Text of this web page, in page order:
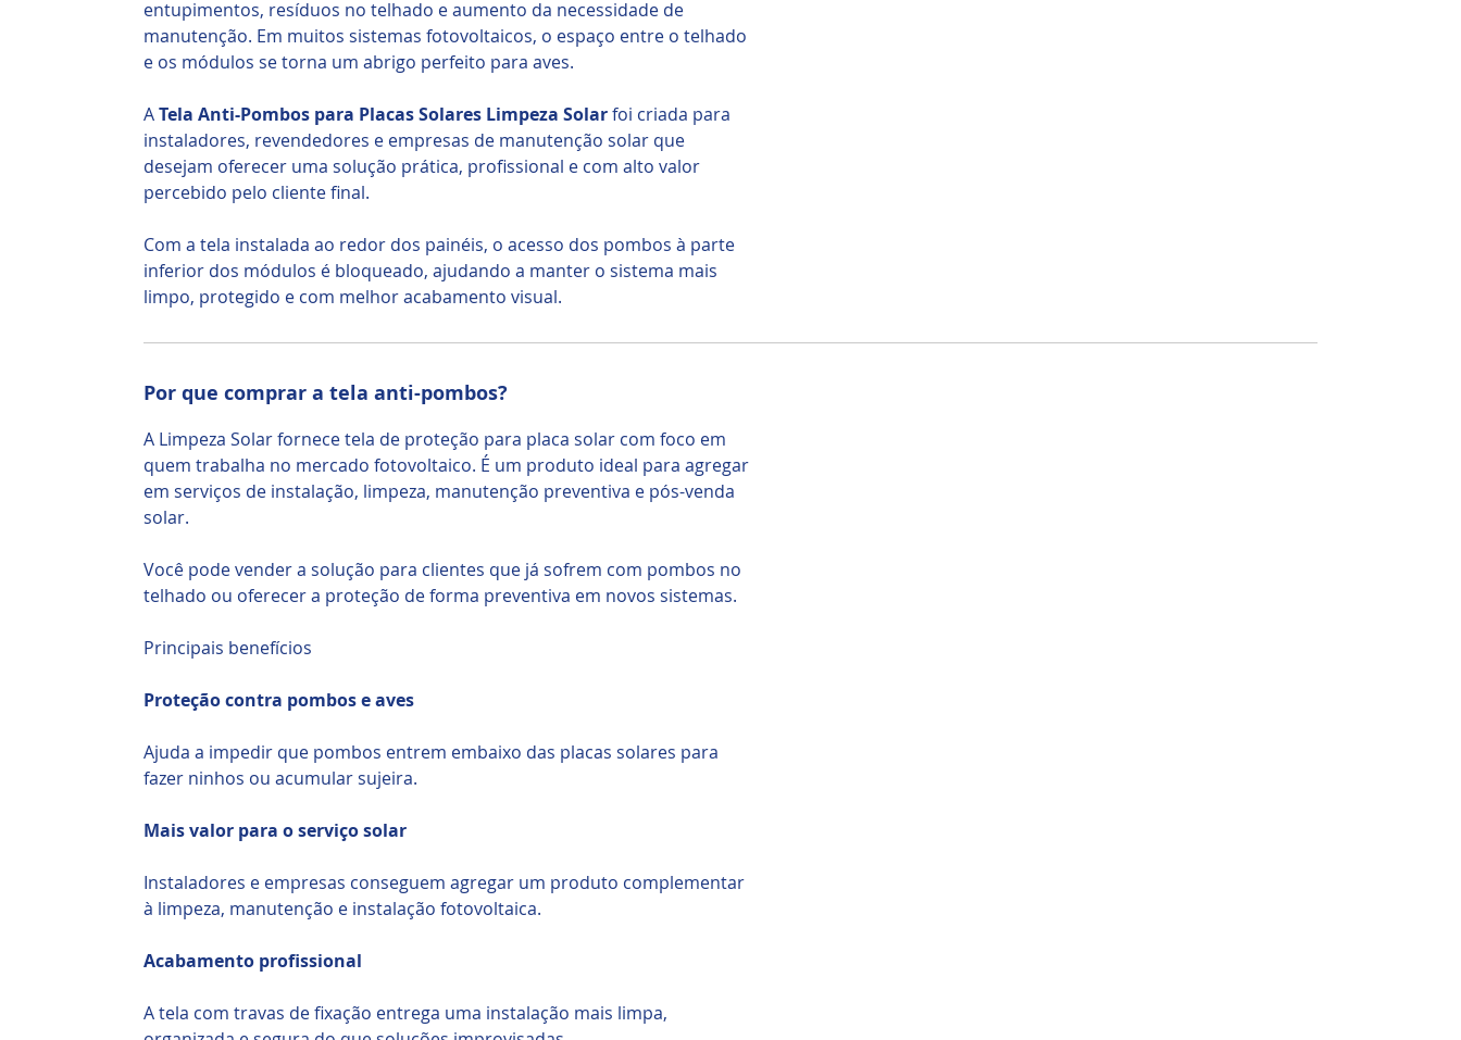
entupimentos, resíduos no telhado e aumento da necessidade de
manutenção. Em muitos sistemas fotovoltaicos, o espaço entre o telhado
e os módulos se torna um abrigo perfeito para aves.
ATela Anti-Pombos para Placas Solares Limpeza Solarfoi criada para
instaladores, revendedores e empresas de manutenção solar que
desejam oferecer uma solução prática, profissional e com alto valor
percebido pelo cliente final.
Com a tela instalada ao redor dos painéis, o acesso dos pombos à parte
inferior dos módulos é bloqueado, ajudando a manter o sistema mais
limpo, protegido e com melhor acabamento visual.
Por que comprar a tela anti-pombos?
A Limpeza Solar fornece tela de proteção para placa solar com foco em
quem trabalha no mercado fotovoltaico. É um produto ideal para agregar
em serviços de instalação, limpeza, manutenção preventiva e pós-venda
solar.
Você pode vender a solução para clientes que já sofrem com pombos no
telhado ou oferecer a proteção de forma preventiva em novos sistemas.
Principais benefícios
Proteção contra pombos e aves
Ajuda a impedir que pombos entrem embaixo das placas solares para
fazer ninhos ou acumular sujeira.
Mais valor para o serviço solar
Instaladores e empresas conseguem agregar um produto complementar
à limpeza, manutenção e instalação fotovoltaica.
Acabamento profissional
A tela com travas de fixação entrega uma instalação mais limpa,